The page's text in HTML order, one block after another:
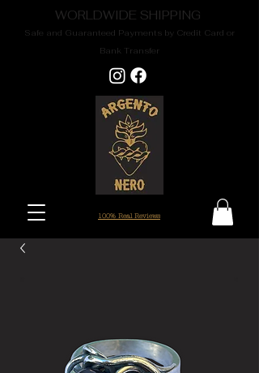
WORLDWIDE SHIPPING
Safe and Guaranteed Payments by Credit Card or
Bank Transfer
100% Real Reviews